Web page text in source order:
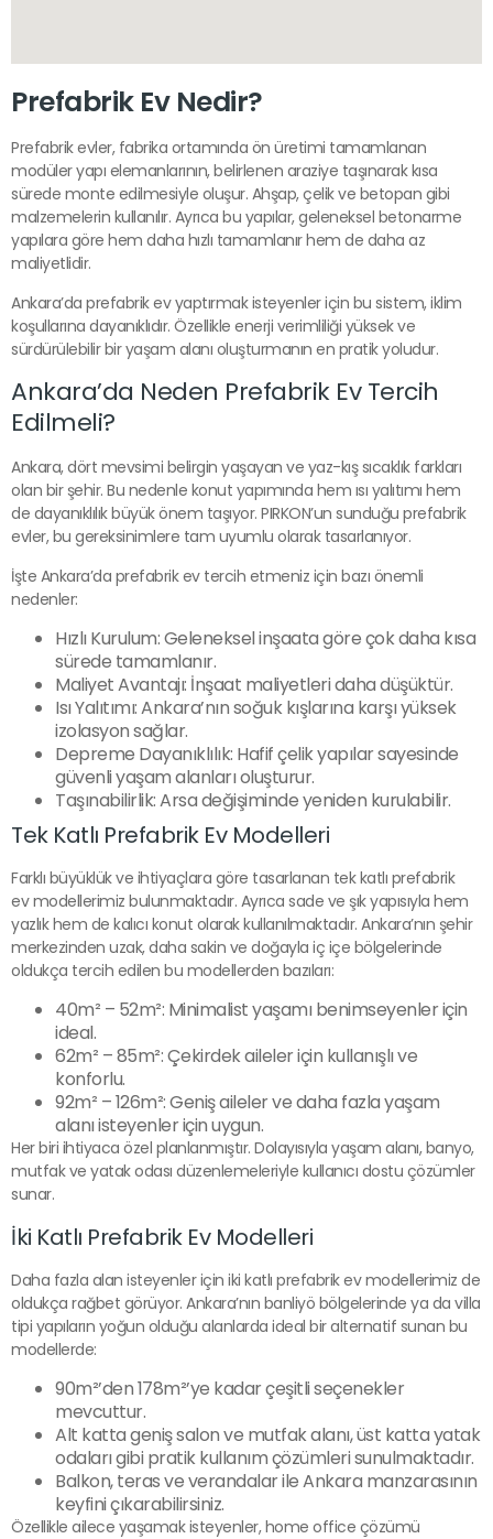
Prefabrik Ev Nedir?
Prefabrik evler, fabrika ortamında ön üretimi tamamlanan
modüler yapı elemanlarının, belirlenen araziye taşınarak kısa
sürede monte edilmesiyle oluşur. Ahşap, çelik ve betopan gibi
malzemelerin kullanılır. Ayrıca bu yapılar, geleneksel betonarme
yapılara göre hem daha hızlı tamamlanır hem de daha az
maliyetlidir.
Ankara’da prefabrik ev yaptırmak isteyenler için bu sistem, iklim
koşullarına dayanıklıdır. Özellikle enerji verimliliği yüksek ve
sürdürülebilir bir yaşam alanı oluşturmanın en pratik yoludur.
Ankara’da Neden Prefabrik Ev Tercih
Edilmeli?
Ankara, dört mevsimi belirgin yaşayan ve yaz-kış sıcaklık farkları
olan bir şehir. Bu nedenle konut yapımında hem ısı yalıtımı hem
de dayanıklılık büyük önem taşıyor. PIRKON’un sunduğu prefabrik
evler, bu gereksinimlere tam uyumlu olarak tasarlanıyor.
İşte Ankara’da prefabrik ev tercih etmeniz için bazı önemli
nedenler:
Hızlı Kurulum: Geleneksel inşaata göre çok daha kısa
sürede tamamlanır.
Maliyet Avantajı: İnşaat maliyetleri daha düşüktür.
Isı Yalıtımı: Ankara’nın soğuk kışlarına karşı yüksek
izolasyon sağlar.
Depreme Dayanıklılık: Hafif çelik yapılar sayesinde
güvenli yaşam alanları oluşturur.
Taşınabilirlik: Arsa değişiminde yeniden kurulabilir.
Tek Katlı Prefabrik Ev Modelleri
Farklı büyüklük ve ihtiyaçlara göre tasarlanan tek katlı prefabrik
ev modellerimiz bulunmaktadır. Ayrıca sade ve şık yapısıyla hem
yazlık hem de kalıcı konut olarak kullanılmaktadır. Ankara’nın şehir
merkezinden uzak, daha sakin ve doğayla iç içe bölgelerinde
oldukça tercih edilen bu modellerden bazıları:
40m² – 52m²: Minimalist yaşamı benimseyenler için
ideal.
62m² – 85m²: Çekirdek aileler için kullanışlı ve
konforlu.
92m² – 126m²: Geniş aileler ve daha fazla yaşam
alanı isteyenler için uygun.
Her biri ihtiyaca özel planlanmıştır. Dolayısıyla yaşam alanı, banyo,
mutfak ve yatak odası düzenlemeleriyle kullanıcı dostu çözümler
sunar.
İki Katlı Prefabrik Ev Modelleri
Daha fazla alan isteyenler için iki katlı prefabrik ev modellerimiz de
oldukça rağbet görüyor. Ankara’nın banliyö bölgelerinde ya da villa
tipi yapıların yoğun olduğu alanlarda ideal bir alternatif sunan bu
modellerde:
90m²’den 178m²’ye kadar çeşitli seçenekler
mevcuttur.
Alt katta geniş salon ve mutfak alanı, üst katta yatak
odaları gibi pratik kullanım çözümleri sunulmaktadır.
Balkon, teras ve verandalar ile Ankara manzarasının
keyfini çıkarabilirsiniz.
Özellikle ailece yaşamak isteyenler, home office çözümü